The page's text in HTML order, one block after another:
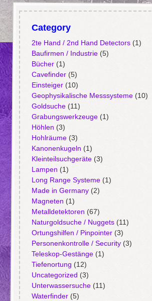
Category
2te Hand / 2nd Hand Detectors(1)
Baufirmen / Industrie(5)
Bücher(1)
Cavefinder(5)
Einsteiger(10)
Geophysikalische Messsysteme(10)
Goldsuche(11)
Grabungswerkzeuge(1)
Höhlen (3)
Hohlräume(3)
Kanonenkugeln (1)
Kleinteilsuchgeräte(3)
Lampen (1)
Long Range Systeme(1)
Made in Germany(2)
Magneten (1)
Metalldetektoren (67)
Naturgoldsuche / Nuggets(11)
Ortungshilfen / Pinpointer(3)
Personenkontrolle / Security(3)
Teleskop-Gestänge(1)
Tiefenortung (12)
Uncategorized (3)
Unterwassersuche(11)
Waterfinder(5)